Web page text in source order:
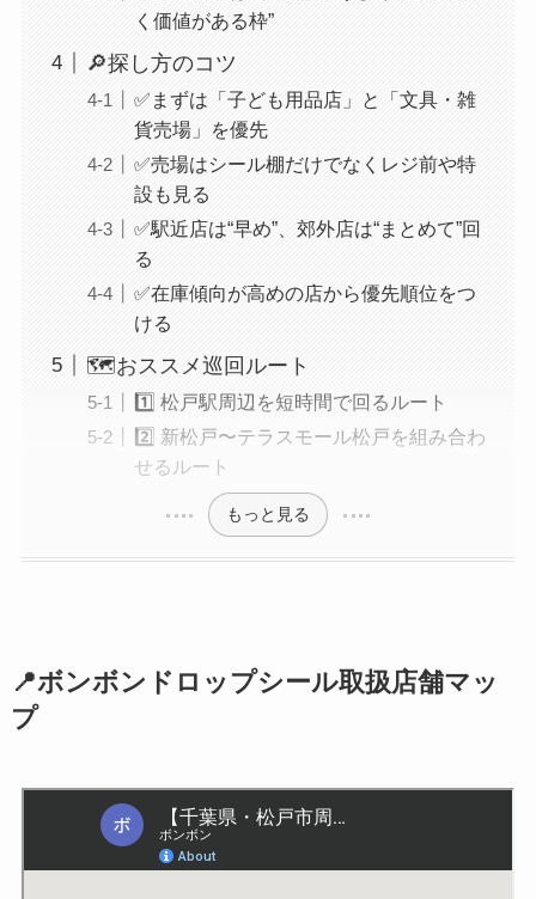
く価値がある枠”
🔎探し方のコツ
✅まずは「子ども用品店」と「文具・雑
貨売場」を優先
✅売場はシール棚だけでなくレジ前や特
設も見る
✅駅近店は“早め”、郊外店は“まとめて”回
る
✅在庫傾向が高めの店から優先順位をつ
ける
🗺️おススメ巡回ルート
1️⃣ 松戸駅周辺を短時間で回るルート
2️⃣ 新松戸〜テラスモール松戸を組み合わ
せるルート
もっと見る
📍ボンボンドロップシール取扱店舗マッ
プ